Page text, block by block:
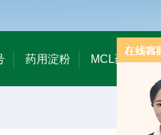
药用淀粉 MCL药用甘油